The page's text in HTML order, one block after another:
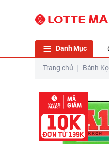
Danh Mục
Trang chủ Bánh